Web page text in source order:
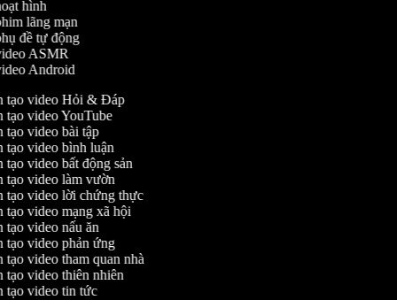
hình
lãng mạn
đề tự động
ASMR
Android
video Hỏi & Đáp
video YouTube
video bài tập
video bình luận
video bất động sản
video làm vườn
video lời chứng thực
video mạng xã hội
video nấu ăn
video phản ứng
video tham quan nhà
video thiên nhiên
video tin tức